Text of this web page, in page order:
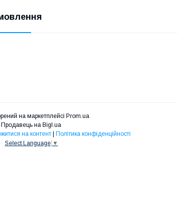
на маркетплейсі Prom.ua
Продавець на Bigl.ua
на контент
Політика конфіденційності
Select Language ▼